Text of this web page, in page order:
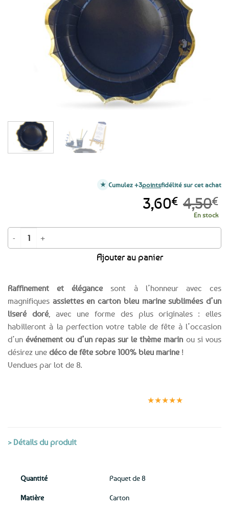
Raffinement et élégance sont à l’honneur avec ces
magnifiques assiettes en carton bleu marine sublimées d’un
liseré doré, avec une forme des plus originales : elles
habilleront à la perfection votre table de fête à l’occasion
d’unévénement ou d’un repas sur le thème marin ou si vous
désirez une déco de fête sobre 100% bleu marine !
Vendues par lot de 8.
4,50€
Le
prix
initial
était :
4,50€.
3,60€Le
prix
actuel
est :
En stock
quantité de PROMO -20% ! 8 assiettes en carton bleu marine et or
Ajouter au panier
Cumulez +3pointsfidélité sur cet achat
★★★★★
> Détails du produit
Quantité Paquet de 8
Matière Carton